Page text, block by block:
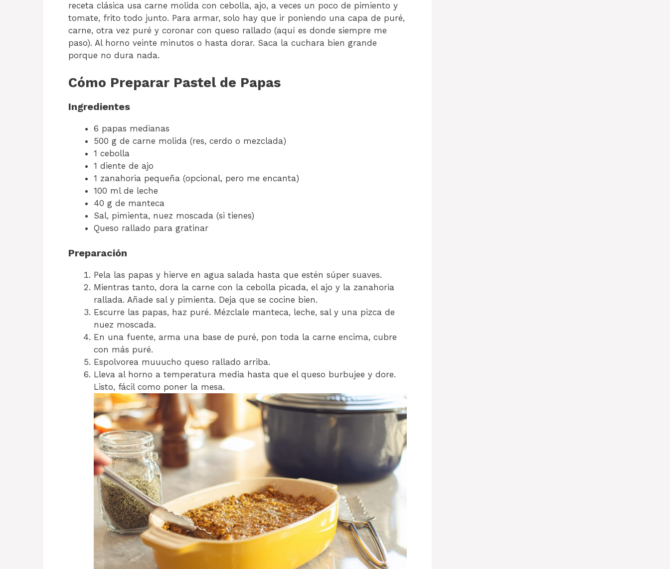
receta clásica usa carne molida con cebolla, ajo, a veces un poco de pimiento y
tomate, frito todo junto. Para armar, solo hay que ir poniendo una capa de puré,
carne, otra vez puré y coronar con queso rallado (aquí es donde siempre me
paso). Al horno veinte minutos o hasta dorar. Saca la cuchara bien grande
porque no dura nada.
Cómo Preparar Pastel de Papas
Ingredientes
6 papas medianas
500 g de carne molida (res, cerdo o mezclada)
1 cebolla
1 diente de ajo
1 zanahoria pequeña (opcional, pero me encanta)
100 ml de leche
40 g de manteca
Sal, pimienta, nuez moscada (si tienes)
Queso rallado para gratinar
Preparación
Pela las papas y hierve en agua salada hasta que estén súper suaves.
Mientras tanto, dora la carne con la cebolla picada, el ajo y la zanahoria
rallada. Añade sal y pimienta. Deja que se cocine bien.
Escurre las papas, haz puré. Mézclale manteca, leche, sal y una pizca de
nuez moscada.
En una fuente, arma una base de puré, pon toda la carne encima, cubre
con más puré.
Espolvorea muuucho queso rallado arriba.
Lleva al horno a temperatura media hasta que el queso burbujee y dore.
Listo, fácil como poner la mesa.